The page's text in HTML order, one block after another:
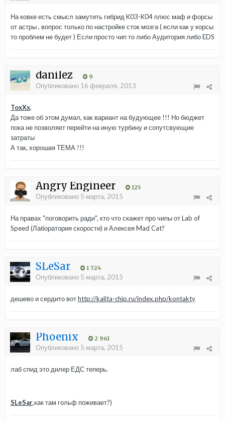
На ковке есть смысл замутить гибрид K03-K04 плюс маф и форсы
от астры , вопрос только по настройке сток мозга ( если как у корсы
то проблем не будет ) Если просто чип то либо Аудитория либо EDS
danilez 9
Опубликовано 16 февраля, 2013
ToxXx,
Да тоже об этом думал, как вариант на будующее !!! Но бюджет
пока не позволяет перейти на иную турбину и сопутсвующие
затраты
А так, хорошая ТЕМА !!!
Angry Engineer 125
Опубликовано 5 марта, 2015
На правах "поговорить ради", кто что скажет про чипы от Lab of
Speed (Лаборатория скорости) и Алексея Mad Cat?
SLeSar 1 724
Опубликовано 5 марта, 2015
дешево и сердито вотhttp://kalita-chip.ru/index.php/kontakty
Phoenix 2 961
Опубликовано 5 марта, 2015
лаб спид это дилер ЕДС теперь.
SLeSar,как там гольф поживает?)